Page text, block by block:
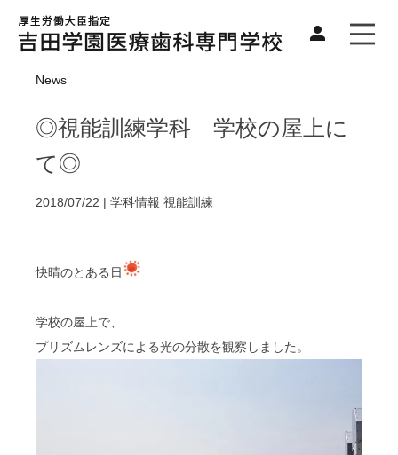
News
◎視能訓練学科 学校の屋上に
て◎
2018/07/22 | 学科情報 視能訓練
快晴のとある日
学校の屋上で、
プリズムレンズによる光の分散を観察しました。